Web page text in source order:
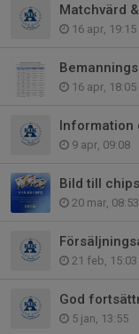
Matchvärd
16 apr, 19:15
16 apr, 18:05
Information
9 apr, 09:08
Bild till
20 mar, 08:53
21 feb, 15:03
God
5 jan, 13:55